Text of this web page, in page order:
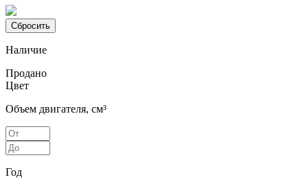
Наличие
Продано
Цвет
Объем двигателя, см³
Год